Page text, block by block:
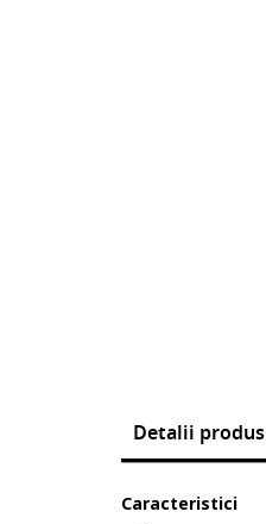
Detalii produs
Caracteristici